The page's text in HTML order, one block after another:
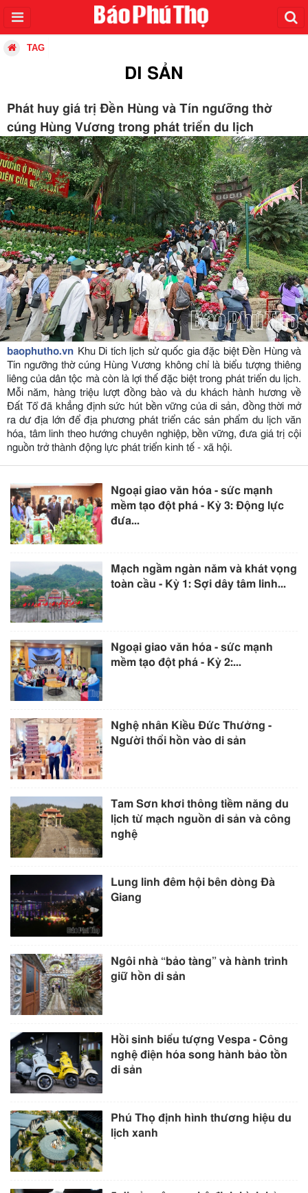
TAG
DI SẢN
Phát huy giá trị Đền Hùng và Tín ngưỡng thờ
cúng Hùng Vương trong phát triển du lịch
baophutho.vn Khu Di tích lịch sử quốc gia đặc biệt Đền Hùng và
Tín ngưỡng thờ cúng Hùng Vương không chỉ là biểu tượng thiêng
liêng của dân tộc mà còn là lợi thế đặc biệt trong phát triển du lịch.
Mỗi năm, hàng triệu lượt đồng bào và du khách hành hương về
Đất Tổ đã khẳng định sức hút bền vững của di sản, đồng thời mở
ra dư địa lớn để địa phương phát triển các sản phẩm du lịch văn
hóa, tâm linh theo hướng chuyên nghiệp, bền vững, đưa giá trị cội
nguồn trở thành động lực phát triển kinh tế - xã hội.
Ngoại giao văn hóa - sức mạnh
mềm tạo đột phá - Kỳ 3: Động lực
đưa...
Mạch ngầm ngàn năm và khát vọng
toàn cầu - Kỳ 1: Sợi dây tâm linh...
Ngoại giao văn hóa - sức mạnh
mềm tạo đột phá - Kỳ 2:...
Nghệ nhân Kiều Đức Thưởng -
Người thổi hồn vào di sản
Tam Sơn khơi thông tiềm năng du
lịch từ mạch nguồn di sản và công
nghệ
Lung linh đêm hội bên dòng Đà
Giang
Ngôi nhà “bảo tàng” và hành trình
giữ hồn di sản
Hồi sinh biểu tượng Vespa - Công
nghệ điện hóa song hành bảo tồn
di sản
Phú Thọ định hình thương hiệu du
lịch xanh